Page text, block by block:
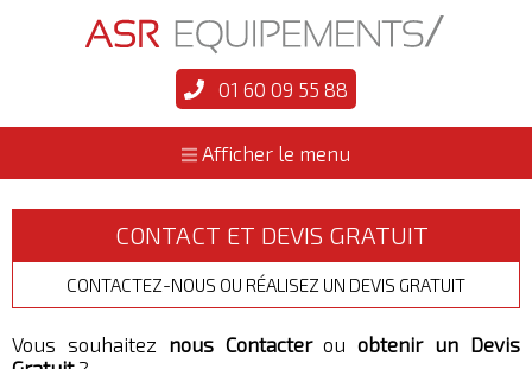
01 60 09 55 88
Afficher le menu
CONTACT ET DEVIS GRATUIT
CONTACTEZ-NOUS OU RÉALISEZ UN DEVIS GRATUIT
Vous souhaitez nous Contacterouobtenir un Devis